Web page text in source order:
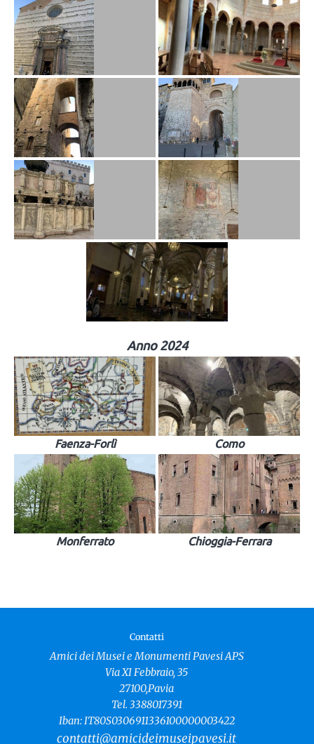
Anno 2024
Faenza-Forlì Como
Monferrato Chioggia-Ferrara
Contatti
Amici dei Musei e Monumenti Pavesi APS
Via XI Febbraio, 35
27100,Pavia
Tel. 3388017391
Iban: IT80S0306911336100000003422
contatti@amicideimuseipavesi.it